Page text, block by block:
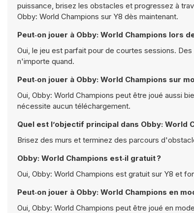
puissance, brisez les obstacles et progressez à
Obby: World Champions sur Y8 dès maintenant.
Peut‑on jouer à Obby: World Champions lors
Oui, le jeu est parfait pour de courtes sessions.
n'importe quand.
Peut‑on jouer à Obby: World Champions sur
Oui, Obby: World Champions peut être joué aussi
nécessite aucun téléchargement.
Quel est l’objectif principal dans Obby: World
Brisez des murs et terminez des parcours
Obby: World Champions est‑il gratuit ?
Oui, Obby: World Champions est gratuit sur Y8 et
Peut‑on jouer à Obby: World Champions en
Oui, Obby: World Champions peut être joué en